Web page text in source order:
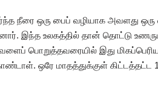
ஒரு பைப் வழியாக அவளது ஒரு
இந்த உலகத்தில் தான் தொட்டு
பொறுத்தவரையில் இது மிகப்பெரிய
ஒரே மாதத்துக்குள் கிட்டத்தட்ட